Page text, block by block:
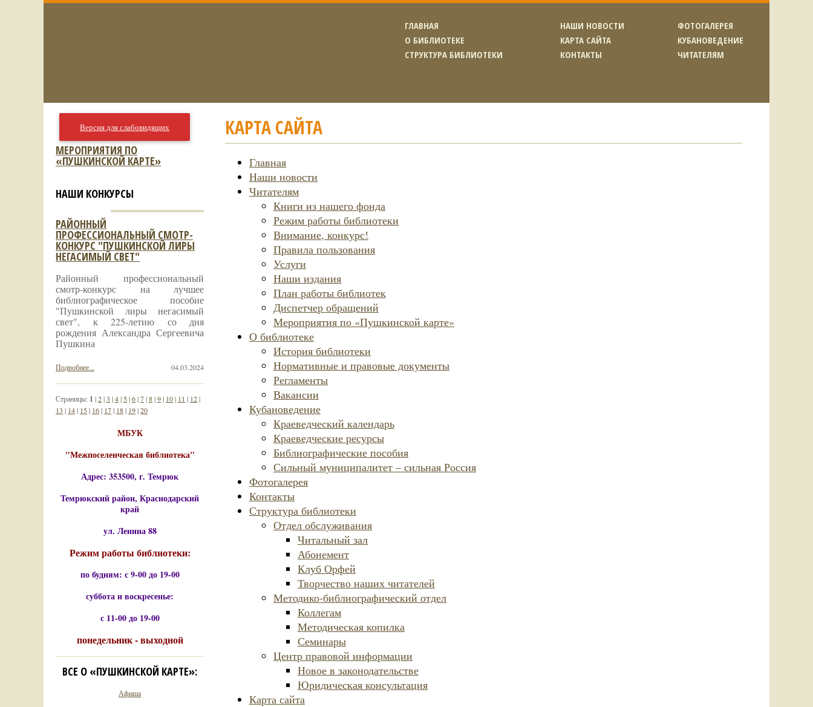
ГЛАВНАЯ
О БИБЛИОТЕКЕ
СТРУКТУРА БИБЛИОТЕКИ
НАШИ НОВОСТИ
КАРТА САЙТА
КОНТАКТЫ
ФОТОГАЛЕРЕЯ
КУБАНОВЕДЕНИЕ
ЧИТАТЕЛЯМ
КАРТА САЙТА
Главная
Наши новости
Читателям
Книги из нашего фонда
Режим работы библиотеки
Внимание, конкурс!
Правила пользования
Услуги
Наши издания
План работы библиотек
Диспетчер обращений
Мероприятия по «Пушкинской карте»
О библиотеке
История библиотеки
Нормативные и правовые документы
Регламенты
Вакансии
Кубановедение
Краеведческий календарь
Краеведческие ресурсы
Библиографические пособия
Сильный муниципалитет – сильная Россия
Фотогалерея
Контакты
Структура библиотеки
Отдел обслуживания
Читальный зал
Абонемент
Клуб Орфей
Творчество наших читателей
Методико-библиографический отдел
Коллегам
Методическая копилка
Семинары
Центр правовой информации
Новое в законодательстве
Юридическая консультация
Карта сайта
Версия для слабовидящих
МЕРОПРИЯТИЯ ПО
«ПУШКИНСКОЙ КАРТЕ»
НАШИ КОНКУРСЫ
РАЙОННЫЙ
ПРОФЕССИОНАЛЬНЫЙ СМОТР-
КОНКУРС "ПУШКИНСКОЙ ЛИРЫ
НЕГАСИМЫЙ СВЕТ"
Районный профессиональный
смотр-конкурс на лучшее
библиографическое пособие
"Пушкинской лиры негасимый
свет", к 225-летию со дня
рождения Александра Сергеевича
Пушкина
04.03.2024
Подробнее...
Страницы: 1 |2|3 |4| 5|6|7|8|9| 10| 11 | 12|
13 | 14| 15| 16| 17| 18| 19|20
МБУК
"Межпоселенческая библиотека"
Адрес: 353500, г. Темрюк
Темрюкский район, Краснодарский
край
ул. Ленина 88
Режим работы библиотеки:
по будням: с 9-00 до 19-00
суббота и воскресенье:
с 11-00 до 19-00
понедельник - выходной
ВСЕ О «ПУШКИНСКОЙ КАРТЕ»:
Афиша